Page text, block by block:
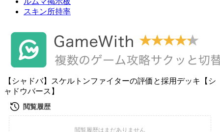
スキン所持率
【シャドバ】スケルトンファイターの評価と採用デッキ【シ
ャドウバース】